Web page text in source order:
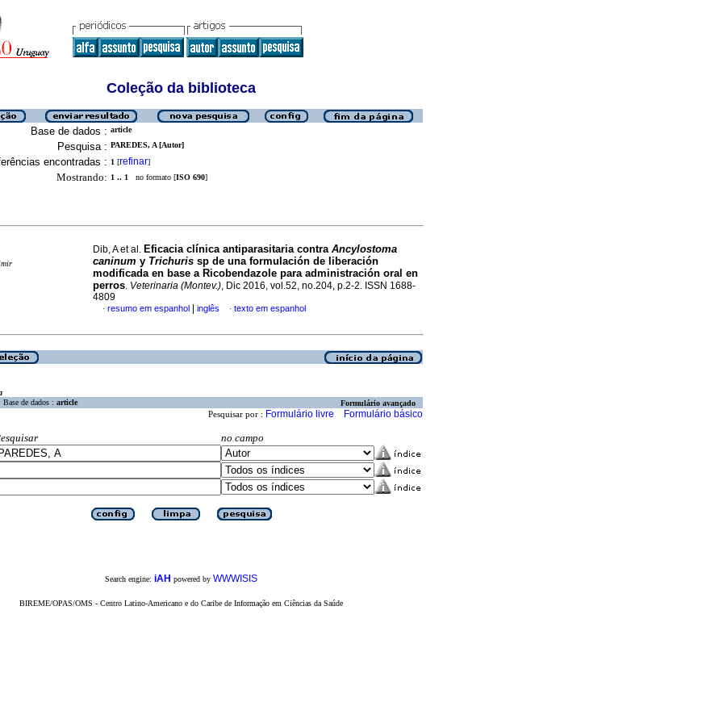
Coleção da biblioteca
Base de dados : article
Pesquisa : PAREDES, A [Autor]
encontradas : 1 [refinar]
Mostrando: 1 .. 1 no formato [ISO 690]
Dib, A et al. Eficacia clínica antiparasitaria contra Ancylostoma
caninum y Trichuris sp de una formulación de liberación
modificada en base a Ricobendazole para administración oral en
perros. Veterinaria (Montev.), Dic 2016, vol.52, no.204, p.2-2. ISSN 1688-
4809
· resumo em espanhol inglês · texto em espanhol
Base de dados : article Formulário avançado
Pesquisar por : Formulário livre Formulário básico
no campo
Search engine: iAH powered by WWWISIS
BIREME/OPAS/OMS - Centro Latino-Americano e do Caribe de Informação em Ciências da Saúde